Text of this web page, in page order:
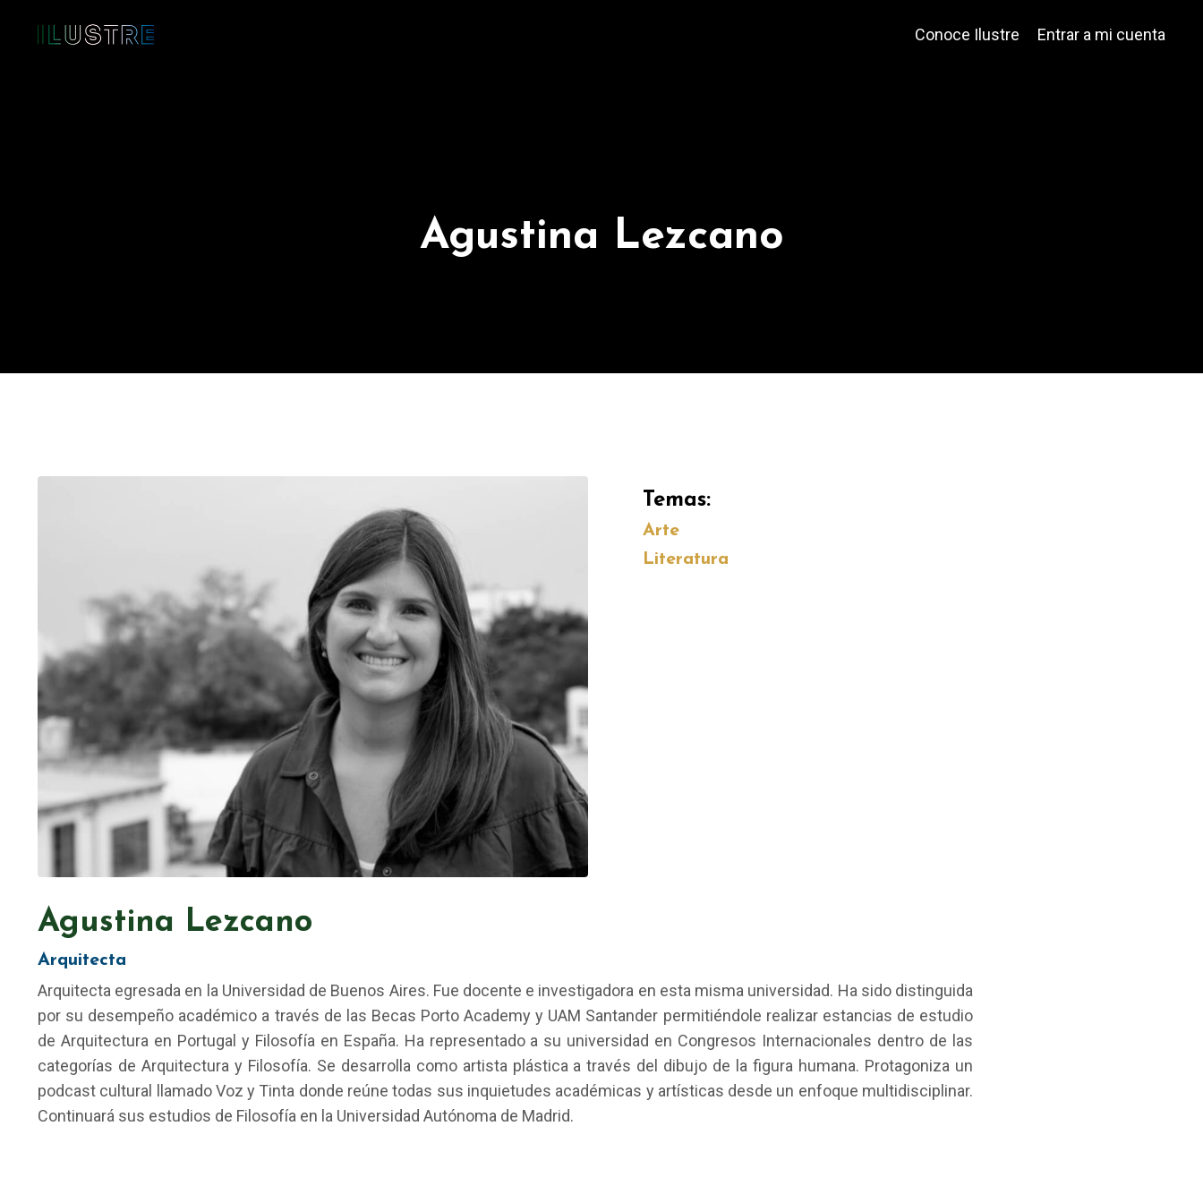
Conoce Ilustre Entrar a mi cuenta
Agustina Lezcano
Temas:
Arte
Literatura
Agustina Lezcano
Arquitecta
Arquitecta egresada en la Universidad de Buenos Aires. Fue docente e investigadora en esta misma universidad. Ha sido distinguida
por su desempeño académico a través de las Becas Porto Academy y UAM Santander permitiéndole realizar estancias de estudio
de Arquitectura en Portugal y Filosofía en España. Ha representado a su universidad en Congresos Internacionales dentro de las
categorías de Arquitectura y Filosofía. Se desarrolla como artista plástica a través del dibujo de la figura humana. Protagoniza un
podcast cultural llamado Voz y Tinta donde reúne todas sus inquietudes académicas y artísticas desde un enfoque multidisciplinar.
Continuará sus estudios de Filosofía en la Universidad Autónoma de Madrid.